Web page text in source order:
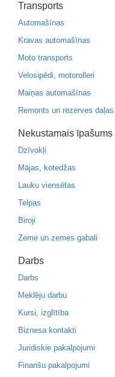
Transports
Automašīnas
Kravas automašīnas
Moto transports
Velosipēdi, motorolleri
Maiņas automašīnas
Remonts un rezerves daļas
Nekustamais īpašums
Dzīvokļi
Mājas, kotedžas
Lauku viensētas
Telpas
Biroji
Zeme un zemes gabali
Darbs
Darbs
Meklēju darbu
Kursi, izglītība
Biznesa kontakti
Juridiskie pakalpojumi
Finanšu pakalpojumi